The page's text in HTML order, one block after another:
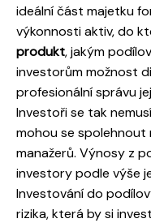
ideální část majetku
výkonnosti aktiv, do
produkt, jakým
investorům možnost
profesionální správu
Investoři se tak
mohou se
manažerů. Výnosy z
investory podle výše
Investování do
rizika, která by si